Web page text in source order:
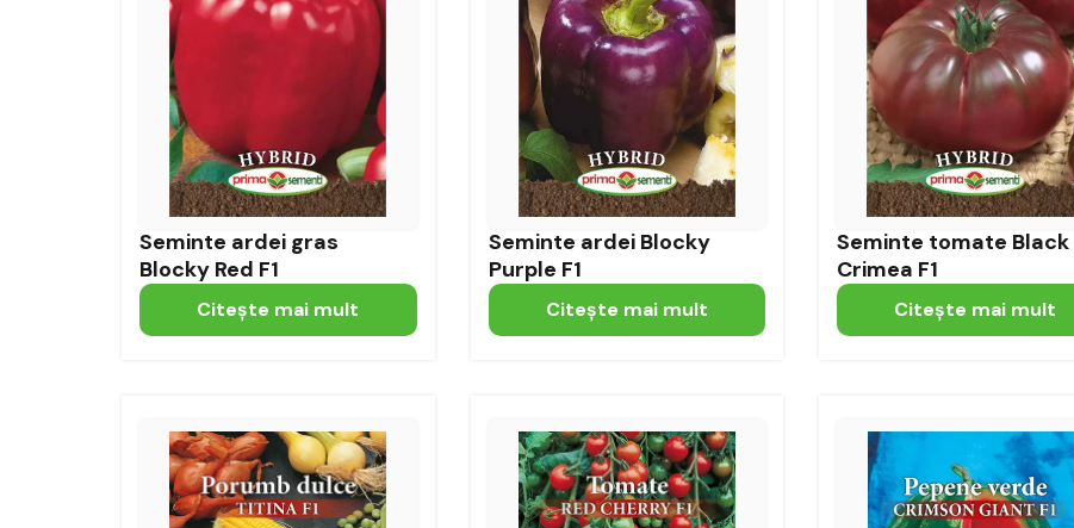
Seminte ardei gras
Blocky Red F1
Citeşte mai mult
Seminte ardei Blocky
Purple F1
Citeşte mai mult
Seminte tomate Black
Crimea F1
Citeşte mai mult